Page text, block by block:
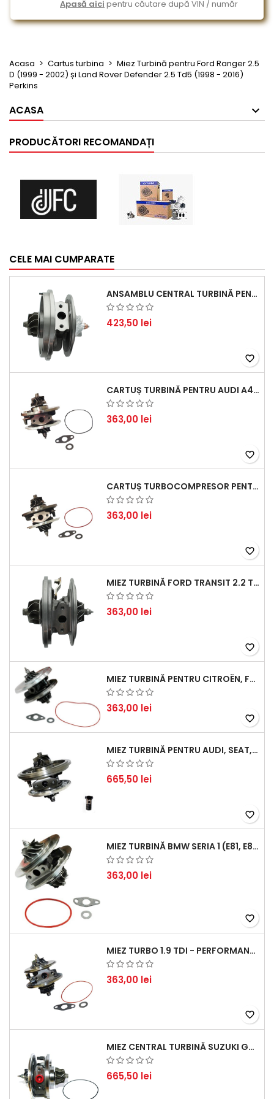
Apasă aici pentru căutare după VIN / număr
Acasa Cartus turbina
Miez Turbină pentru Ford Ranger 2.5
D (1999 - 2002) și Land Rover Defender 2.5 Td5 (1998 - 2016)
Perkins
ACASA
PRODUCĂTORI RECOMANDAȚI
CELE MAI CUMPARATE
ANSAMBLU CENTRAL TURBINĂ PENTRU BMW SERIA 3, SERIA 5 ȘI X3 - PERFORMANȚĂ ȘI FIABILITATE
423,50 lei
favorite_border
CARTUȘ TURBINĂ PENTRU AUDI A4, A6, SKODA SUPERB ȘI VW PASSAT, MOTOR DIESEL 1.9 TDI
363,00 lei
favorite_border
CARTUȘ TURBOCOMPRESOR PENTRU VW, AUDI, SEAT, SKODA - MOTOR DIESEL 2.0 TDI
363,00 lei
favorite_border
MIEZ TURBINĂ FORD TRANSIT 2.2 TDCI (2007-2016)
363,00 lei
favorite_border
MIEZ TURBINĂ PENTRU CITROËN, FORD, MAZDA, MINI, PEUGEOT ȘI VOLVO - MOTORIZĂRI 1.6 HDI ȘI 1.6 D
363,00 lei
favorite_border
MIEZ TURBINĂ PENTRU AUDI, SEAT, SKODA ȘI VOLKSWAGEN - MOTORIZĂRI 2.0 TDI 103KW 140CP
665,50 lei
favorite_border
MIEZ TURBINĂ BMW SERIA 1 (E81, E87) 120 D - CREȘTEȚI PERFORMANȚA ȘI RĂSPUNSUL MOTORULUI
363,00 lei
favorite_border
MIEZ TURBO 1.9 TDI - PERFORMANȚĂ FIABILĂ PENTRU AUDI, SEAT, SKODA ȘI VW
363,00 lei
favorite_border
MIEZ CENTRAL TURBINĂ SUZUKI GRAND ESCUDO II 1.9 DDIS TRACȚIUNE INTEGRALĂ - MOTORIZARE 1.9L, 95 KW (129 CP)
665,50 lei